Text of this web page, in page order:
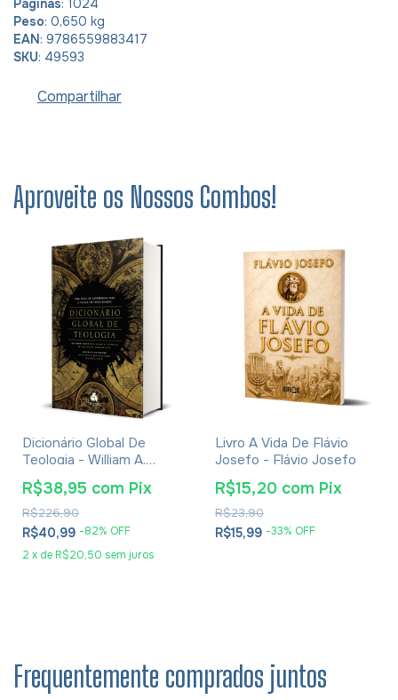
Páginas: 1024
Peso: 0,650 kg
EAN: 9786559883417
SKU: 49593
Compartilhar
Aproveite os Nossos Combos!
Dicionário Global De
Teologia - William A.
Dyrness
R$40,99 -82% OFF
2 x de R$20,50 sem juros
R$226,90
R$38,95 com Pix
Livro A Vida De Flávio
Josefo - Flávio Josefo
R$15,99 -33% OFF
R$23,90
R$15,20 com Pix
Frequentemente comprados juntos